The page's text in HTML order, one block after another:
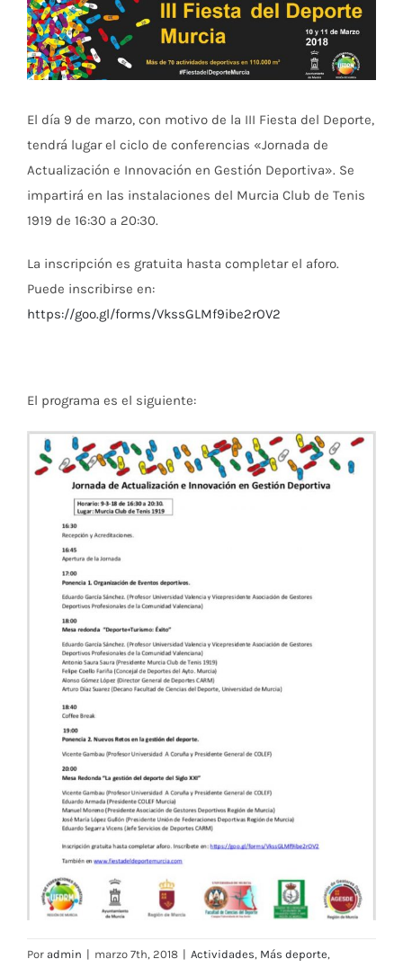
imagen
más
grande
El día 9 de marzo, con motivo de la III Fiesta del Deporte,
tendrá lugar el ciclo de conferencias «Jornada de
Actualización e Innovación en Gestión Deportiva». Se
impartirá en las instalaciones del Murcia Club de Tenis
1919 de 16:30 a 20:30.
La inscripción es gratuita hasta completar el aforo.
Puede inscribirse en:
https://goo.gl/forms/VkssGLMf9ibe2rOV2
El programa es el siguiente:
Por admin | marzo 7th, 2018 | Actividades, Más deporte,